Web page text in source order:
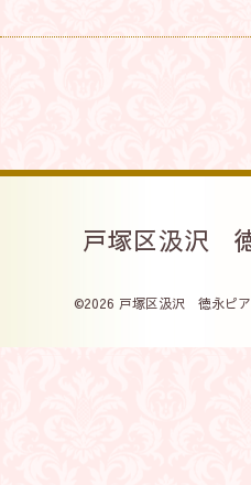
戸塚区汲沢
©2026 戸塚区汲沢 徳永ピ